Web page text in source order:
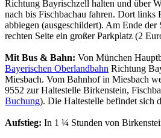
Richtung Bayrischzell halten und über
nach bis Fischbachau fahren. Dort links
abbiegen (ausgeschildert). Am Ende der
rechten Seite ein großer Parkplatz (2
Mit Bus & Bahn: Von München
Bayerischen Oberlandbahn Richtung
Miesbach. Vom Bahnhof in Miesbach
9552 zur Haltestelle Birkenstein,
Buchung). Die Haltestelle befindet sich
Aufstieg: In 1 ¼ Stunden von